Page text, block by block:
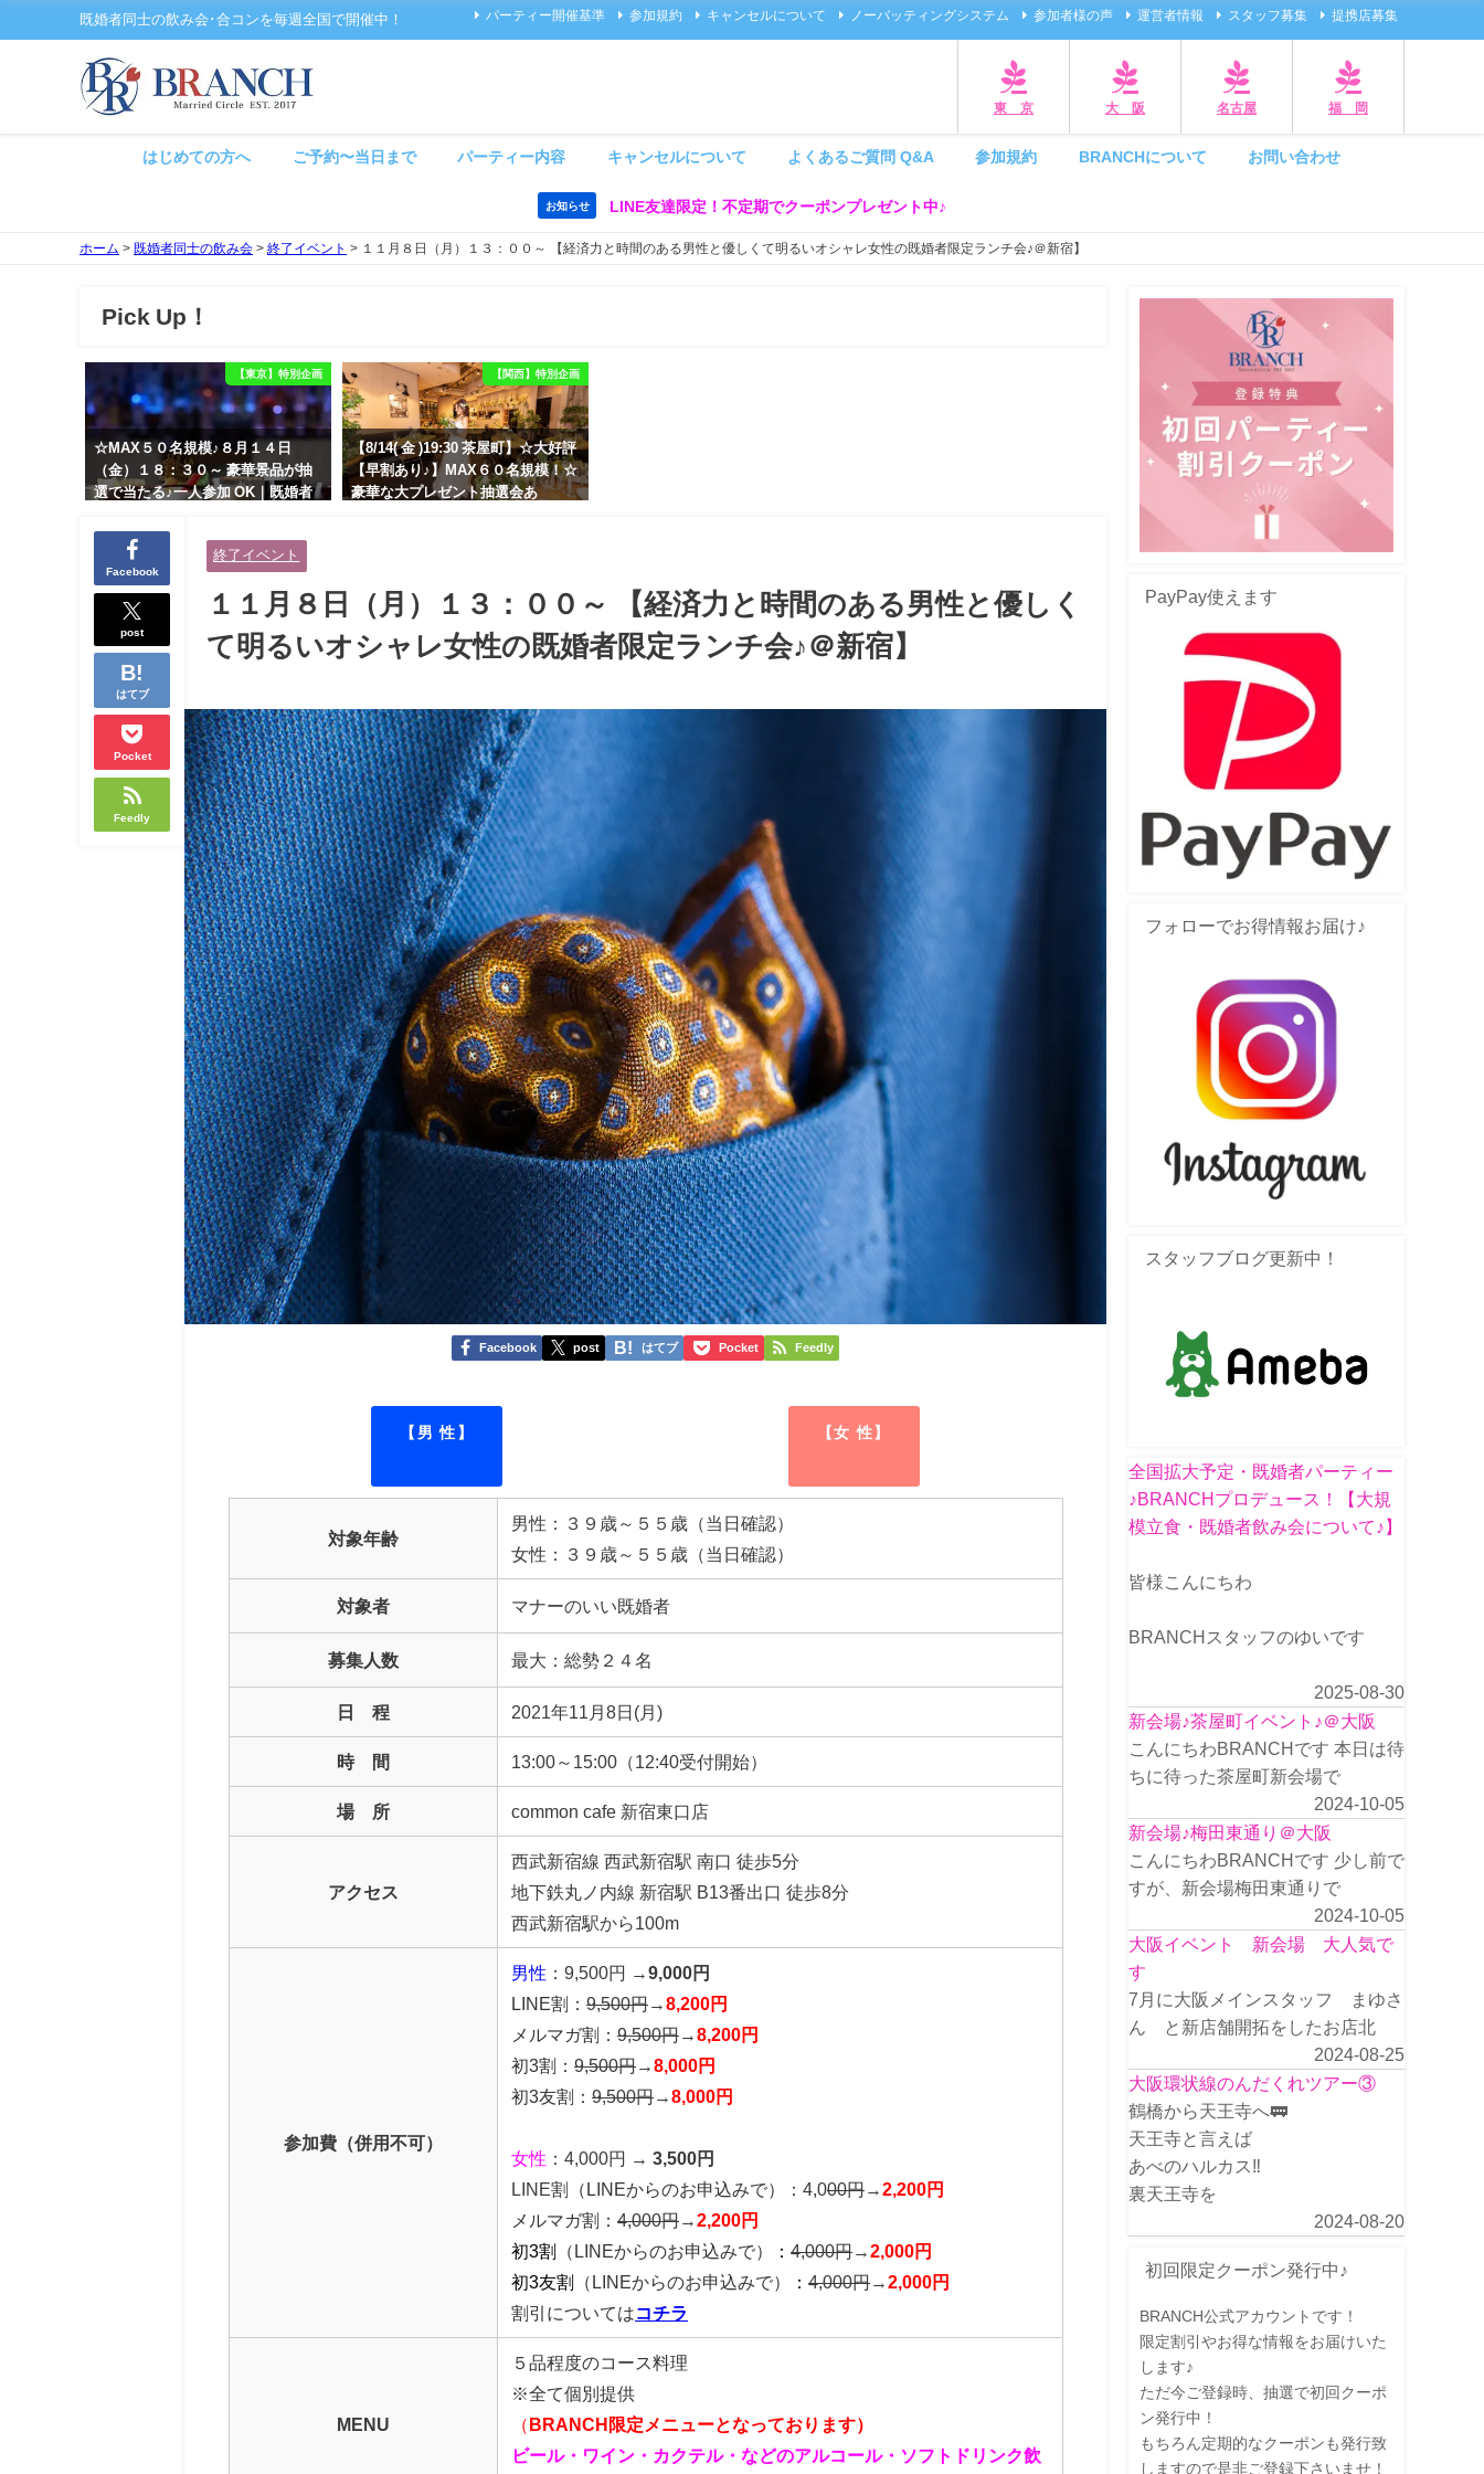
既婚者同士の飲み会･合コンを毎週全国で開催中！ パーティー開催基準 参加規約 キャンセルについて ノーバッティングシステム 参加者様の声 運営者情報 スタッフ募集 提携店募集
東 京 大 阪 名古屋 福 岡
はじめての方へ ご予約〜当日まで パーティー内容 キャンセルについて よくあるご質問 Q&A 参加規約 BRANCHについて お問い合わせ
お知らせ LINE友達限定！不定期でクーポンプレゼント中♪
ホーム > 既婚者同士の飲み会 > 終了イベント > １１月８日（月）１３：００～ 【経済力と時間のある男性と優しくて明るいオシャレ女性の既婚者限定ランチ会♪＠新宿】
Pick Up！
【東京】特別企画
☆MAX５０名規模♪８月１４日
（金）１８：３０～ 豪華景品が抽
選で当たる♪一人参加 OK｜既婚者
余裕のある健康的なオシャレ男性
と美容好きで優しさのある大人女
性の既婚者限定ビッグパーティー♪
＠池袋】
【関西】特別企画
【8/14( 金 )19:30 茶屋町】☆大好評
【早割あり♪】MAX６０名規模！☆
豪華な大プレゼント抽選会あ
Facebook
post
はてブ
Pocket
Feedly
終了イベント
１１月８日（月）１３：００～ 【経済力と時間のある男性と優しく
て明るいオシャレ女性の既婚者限定ランチ会♪＠新宿】
Facebook post はてブ Pocket Feedly
【男 性】 【女 性】
対象年齢
男性：３９歳～５５歳（当日確認）
女性：３９歳～５５歳（当日確認）
対象者 マナーのいい既婚者
募集人数 最大：総勢２４名
日 程 2021年11月8日(月)
時 間 13:00～15:00（12:40受付開始）
場 所 common cafe 新宿東口店
アクセス
西武新宿線 西武新宿駅 南口 徒歩5分
地下鉄丸ノ内線 新宿駅 B13番出口 徒歩8分
西武新宿駅から100m
参加費（併用不可）
男性 ：9,500円 →9,000円
LINE割： 9,500円→8,200円
メルマガ割： 9,500円→8,200円
初3割： 9,500円→8,000円
初3友割： 9,500円→8,000円
女性 ：4,000円 → 3,500円
LINE割
（LINEからのお申込みで） ：4,000円→2,200円
メルマガ割： 4,000円→2,200円
初3割
（LINEからのお申込みで） ： 4,000円→2,000円
初3友割
（LINEからのお申込みで） ： 4,000円→2,000円
割引についてはコチラ
MENU
５品程度のコース料理
※全て個別提供
（ BRANCH限定メニューとなっております）
ビール・ワイン・カクテル・などのアルコール・ソフトドリンク飲
PayPay使えます
フォローでお得情報お届け♪
スタッフブログ更新中！
全国拡大予定・既婚者パーティー
♪BRANCHプロデュース！【大規
模立食・既婚者飲み会について♪】
皆様こんにちわ
BRANCHスタッフのゆいです
2025-08-30
新会場♪茶屋町イベント♪＠大阪
こんにちわBRANCHです 本日は待
ちに待った茶屋町新会場で
2024-10-05
新会場♪梅田東通り＠大阪
こんにちわBRANCHです 少し前で
すが、新会場梅田東通りで
2024-10-05
大阪イベント 新会場 大人気で
す
7月に大阪メインスタッフ まゆさ
ん と新店舗開拓をしたお店北
2024-08-25
大阪環状線のんだくれツアー③
鶴橋から天王寺へ🚃
天王寺と言えば
あべのハルカス‼️
裏天王寺を
2024-08-20
初回限定クーポン発行中♪
BRANCH公式アカウントです！
限定割引やお得な情報をお届けいた
します♪
ただ今ご登録時、抽選で初回クーポ
ン発行中！
もちろん定期的なクーポンも発行致
しますので是非ご登録下さいませ！